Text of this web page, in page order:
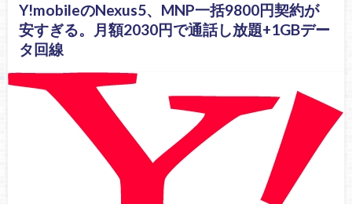
Y!mobileのNexus5、MNP一括9800円契約が
安すぎる。月額2030円で通話し放題+1GBデー
タ回線